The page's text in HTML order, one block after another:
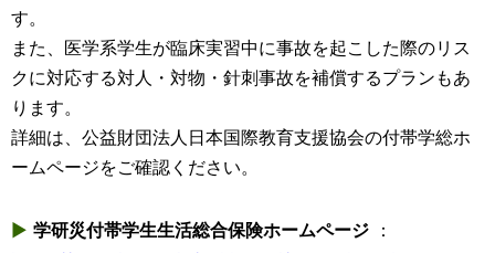
す。
また、医学系学生が臨床実習中に事故を起こした際のリス
クに対応する対人・対物・針刺事故を補償するプランもあ
ります。
詳細は、公益財団法人日本国際教育支援協会の付帯学総ホ
ームページをご確認ください。
▶ 学研災付帯学生生活総合保険ホームページ ：